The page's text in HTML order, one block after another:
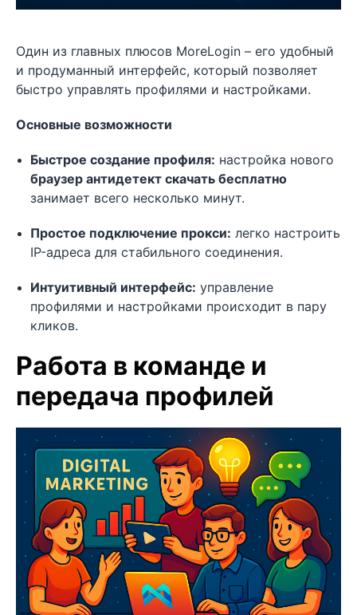
Один из главных плюсов MoreLogin – его удобный
и продуманный интерфейс, который позволяет
быстро управлять профилями и настройками.
Основные возможности
Быстрое создание профиля: настройка нового
браузер антидетект скачать бесплатно
занимает всего несколько минут.
Простое подключение прокси: легко настроить
IP-адреса для стабильного соединения.
Интуитивный интерфейс: управление
профилями и настройками происходит в пару
кликов.
Работа в команде и
передача профилей